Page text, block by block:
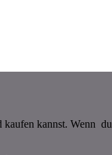
kaufen kannst. Wenn du